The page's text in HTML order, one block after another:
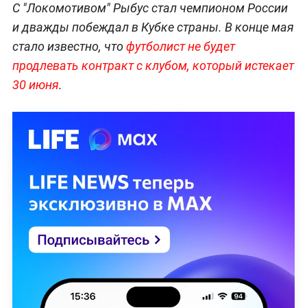
С "Локомотивом" Рыбус стал чемпионом России
и дважды побеждал в Кубке страны. В конце мая
стало известно, чтофутболист не будет
продлевать контракт с клубом, который истекает
30 июня.